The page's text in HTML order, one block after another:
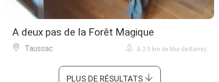
A deux pas de la Forêt Magique
Taussac À 2.5 km de Mur-de-Barrez
PLUS DE RÉSULTATS